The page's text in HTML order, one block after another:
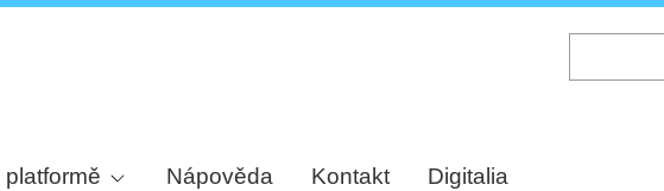
platformě Nápověda Kontakt Digitalia